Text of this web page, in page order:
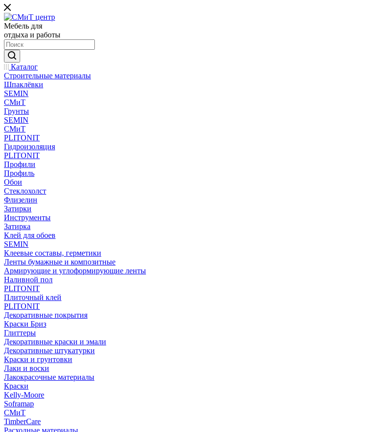
Мебель для
отдыха и работы
Каталог
Строительные материалы
Шпаклёвки
SEMIN
СМиТ
Грунты
SEMIN
СМиТ
PLITONIT
Гидроизоляция
PLITONIT
Профили
Профиль
Обои
Стеклохолст
Флизелин
Затирки
Инструменты
Затирка
Клей для обоев
SEMIN
Клеевые составы, герметики
Ленты бумажные и композитные
Армирующие и углоформирующие ленты
Наливной пол
PLITONIT
Плиточный клей
PLITONIT
Декоративные покрытия
Краски Бриз
Глиттеры
Декоративные краски и эмали
Декоративные штукатурки
Краски и грунтовки
Лаки и воски
Лакокрасочные материалы
Краски
Kelly-Moore
Soframap
СМиТ
TimberCare
Расходные материалы